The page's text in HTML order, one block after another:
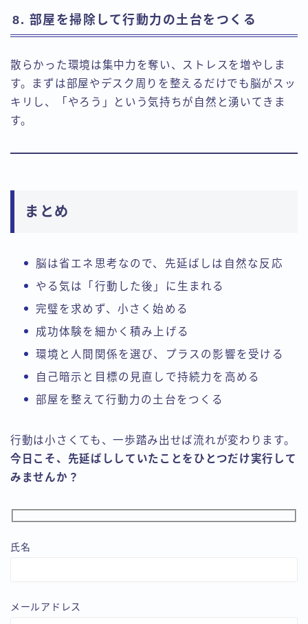
8. 部屋を掃除して行動力の土台をつくる
散らかった環境は集中力を奪い、ストレスを増やしま
す。まずは部屋やデスク周りを整えるだけでも脳がスッ
キリし、「やろう」という気持ちが自然と湧いてきま
す。
まとめ
脳は省エネ思考なので、先延ばしは自然な反応
やる気は「行動した後」に生まれる
完璧を求めず、小さく始める
成功体験を細かく積み上げる
環境と人間関係を選び、プラスの影響を受ける
自己暗示と目標の見直しで持続力を高める
部屋を整えて行動力の土台をつくる
行動は小さくても、一歩踏み出せば流れが変わります。
今日こそ、先延ばししていたことをひとつだけ実行して
みませんか？
氏名
メールアドレス